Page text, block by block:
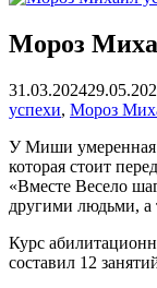
Мороз
31.03.2024
успехи, Мороз
У Миши умеренная
которая стоит
«Вместе Весело
другими людьми, а
Курс
составил 12